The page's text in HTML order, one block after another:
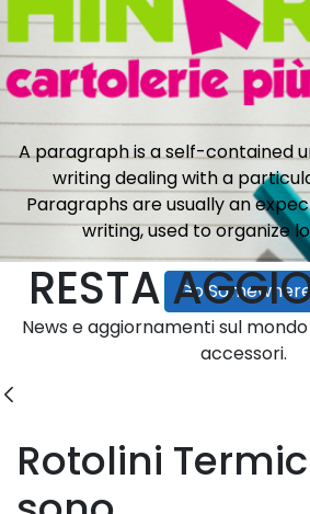
A paragraph is a self-contained
writing dealing with a
Paragraphs are usually an
writing, used to organize
Go
RESTA
News e aggiornamenti sul
accessori.
Blogs
Rotolini